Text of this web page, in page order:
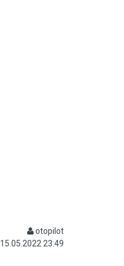
otopilot
15.05.2022 23:49